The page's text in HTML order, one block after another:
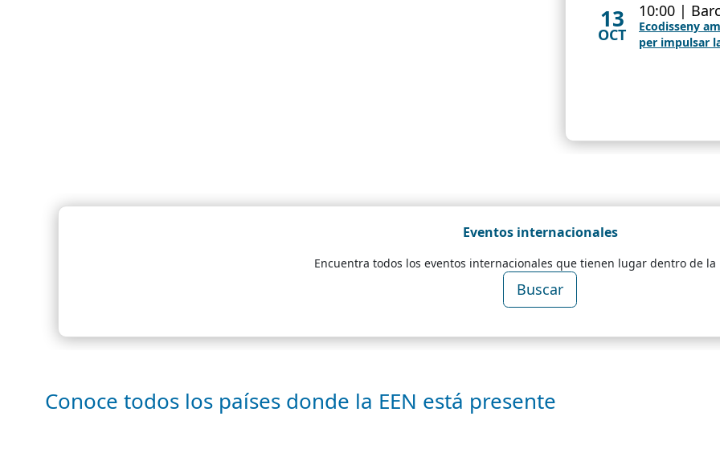
13
OCT
10:00 |
Ecodisseny
per impulsar
Eventos internacionales
Encuentra todos los eventos internacionales que tienen lugar dentro de la
Buscar
Conoce todos los países donde la EEN está presente